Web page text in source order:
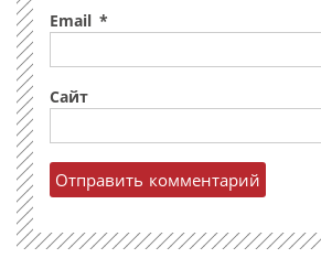
Email *
Сайт